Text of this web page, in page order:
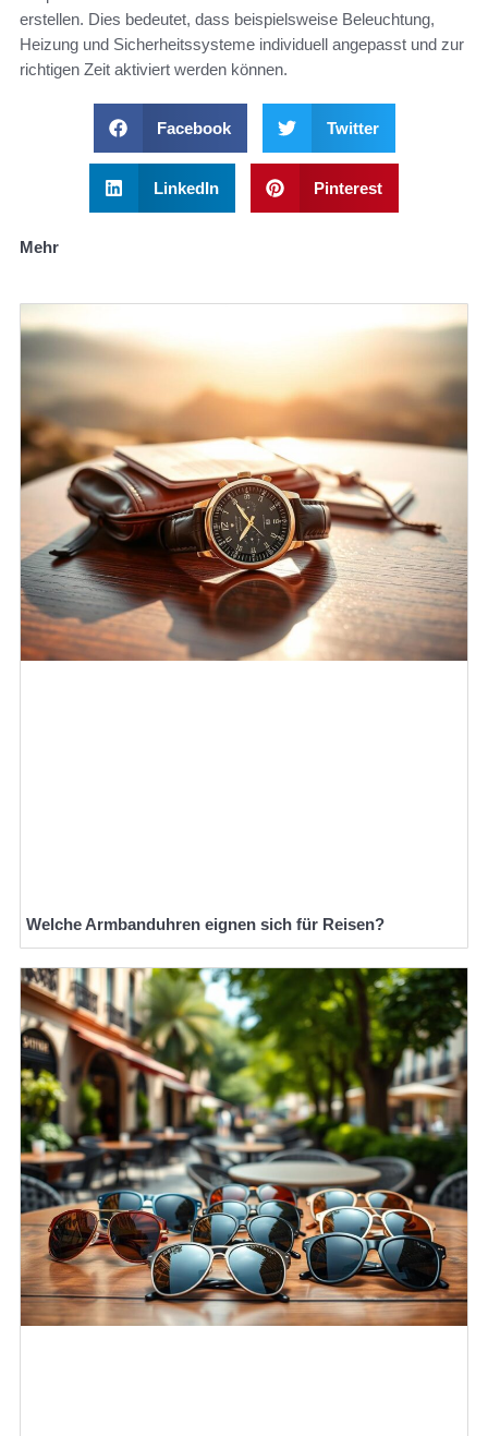
erstellen. Dies bedeutet, dass beispielsweise Beleuchtung,
Heizung und Sicherheitssysteme individuell angepasst und zur
richtigen Zeit aktiviert werden können.
Facebook Twitter
LinkedIn Pinterest
Mehr
Welche Armbanduhren eignen sich für Reisen?